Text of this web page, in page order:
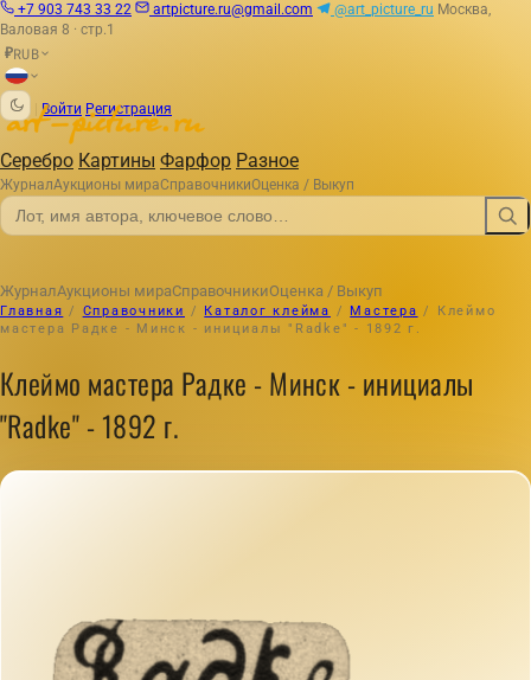
+7 903 743 33 22 artpicture.ru@gmail.com @art_picture_ru Москва,
Валовая 8 · стр.1
₽RUB
Войти Регистрация
Серебро Картины Фарфор Разное
ЖурналАукционы мираСправочникиОценка / Выкуп
ЖурналАукционы мираСправочникиОценка / Выкуп
Главная / Справочники / Каталог клейма / Мастера /
Клеймо
мастера Радке - Минск - инициалы "Radke" - 1892 г.
Клеймо мастера Радке - Минск - инициалы
"Radke" - 1892 г.